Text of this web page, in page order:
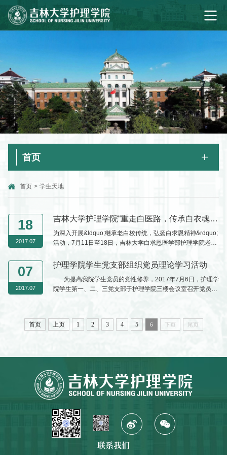
首页
首页 > 学生天地
18
2017.07
吉林大学护理学院“重走白医路，传承白衣魂”暑期社会实践活动系列报道（一）
为深入开展&ldquo;继承老白校传统，弘扬白求恩精神&rdquo;
活动，7月11日至18日，吉林大学白求恩医学部护理学院老师
追思白求恩同志事迹精神，探访白求恩卫生学...
07
2017.07
护理学院学生党支部组织党员理论学习活动
为提高我院学生党员的党性修养，2017年7月6日，护理学
院学生第一、二、三党支部于护理学院三楼会议室召开党员理
师首先指出学生党员应该“严于律己，宽以待人”，在群众中充
分发挥先锋模范作用。李老师将党的理论知识结合同学们的生
首页 上页 1 2 3 4 5 6 下页 尾页
联系我们